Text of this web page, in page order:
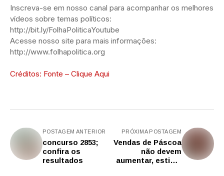
Inscreva-se em nosso canal para acompanhar os melhores
vídeos sobre temas políticos:
http://bit.ly/FolhaPoliticaYoutube
Acesse nosso site para mais informações:
http://www.folhapolitica.org
Créditos: Fonte – Clique Aqui
POSTAGEM ANTERIOR
concurso 2853;
confira os
resultados
PRÓXIMA POSTAGEM
Vendas de Páscoa
não devem
aumentar, estima